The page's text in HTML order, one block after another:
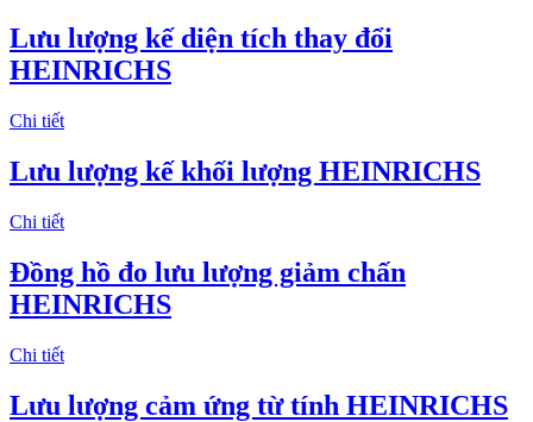
Lưu lượng kế diện tích thay đổi
HEINRICHS
Chi tiết
Lưu lượng kế khối lượng HEINRICHS
Chi tiết
Đồng hồ đo lưu lượng giảm chấn
HEINRICHS
Chi tiết
Lưu lượng cảm ứng từ tính HEINRICHS